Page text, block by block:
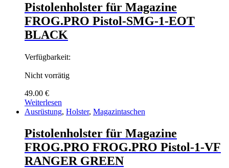
Pistolenholster für Magazine
FROG.PRO Pistol-SMG-1-EOT
BLACK
Verfügbarkeit:
Nicht vorrätig
49.00 €
Weiterlesen
Ausrüstung, Holster, Magazintaschen
Pistolenholster für Magazine
FROG.PRO FROG.PRO Pistol-1-VF
RANGER GREEN